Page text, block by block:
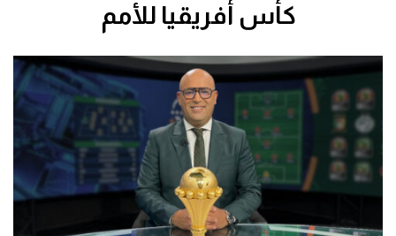
كأس أفريقيا للأمم